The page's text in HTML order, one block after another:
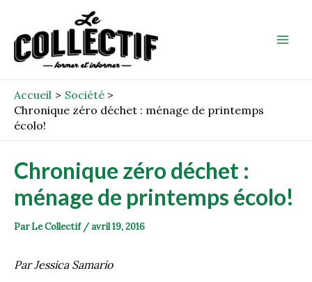
contenu
Accueil
Société
Chronique zéro déchet : ménage de printemps
écolo!
Chronique zéro déchet :
ménage de printemps écolo!
ParLe Collectif /avril 19, 2016
Par Jessica Samario
navigation